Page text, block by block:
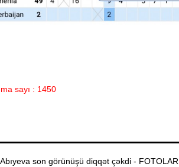
sayı : 1450
son görünüşü diqqət çəkdi - FOTOLAR